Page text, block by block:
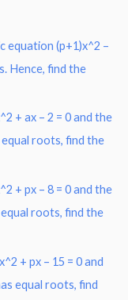
equation (p+1)x^2 –
Hence, find the
+ ax – 2 = 0 and the
equal roots, find the
+ px – 8 = 0 and the
roots, find the
+ px – 15 = 0 and
equal roots, find